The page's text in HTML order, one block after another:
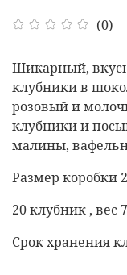
(0)
Шикарный,
клубники в
розовый и
клубники и
малины,
Размер коробки
20 клубник , вес
Срок хранения